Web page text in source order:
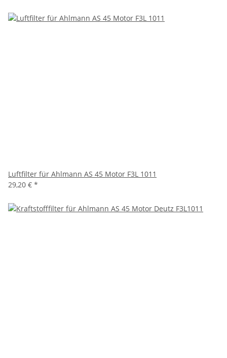
Luftfilter für Ahlmann AS 45 Motor F3L 1011
29,20 € *